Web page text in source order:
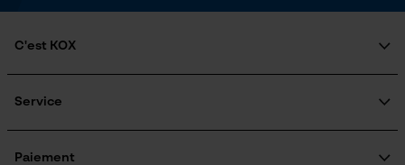
C'est KOX
Engagement social
Inscription à la newsletter
Service
Traitement des retours
Paiement